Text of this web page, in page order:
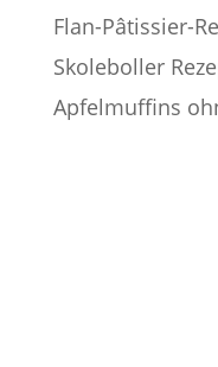
Flan-Pâtissier-
Skoleboller
Apfelmuffins